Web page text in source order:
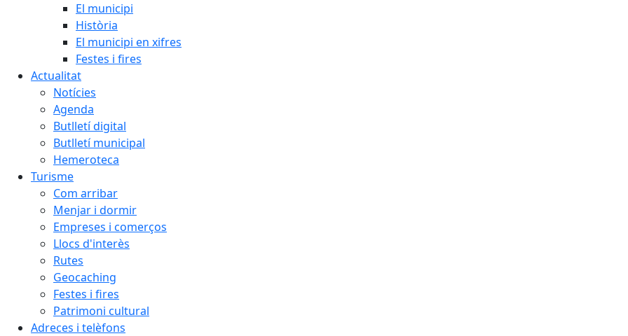
El municipi
Història
El municipi en xifres
Festes i fires
Actualitat
Notícies
Agenda
Butlletí digital
Butlletí municipal
Hemeroteca
Turisme
Com arribar
Menjar i dormir
Empreses i comerços
Llocs d'interès
Rutes
Geocaching
Festes i fires
Patrimoni cultural
Adreces i telèfons